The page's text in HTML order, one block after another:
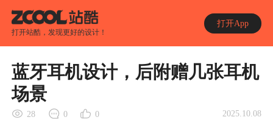
打开站酷，发现更好的设计！
打开App
蓝牙耳机设计，后附赠几张耳机
场景
28 0 0 2025.10.08